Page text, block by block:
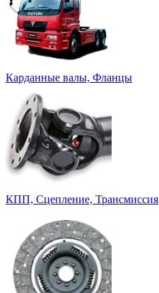
Карданные валы, Фланцы
КПП, Сцепление, Трансмиссия